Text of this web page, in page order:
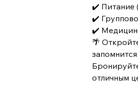
✔️ Питание
✔️
✔️
🌴
отличным